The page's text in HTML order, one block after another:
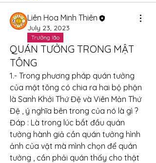
Liên Hoa Minh Thiên
July 23, 2023
Trưởng lão
QUÁN TƯỞNG TRONG MẬT
TÔNG
1.- Trong phương pháp quán tưởng
của mật tông có chia ra hai bộ phận
là Sanh Khởi Thứ Đệ và Viên Mản Thứ
Đệ , ý nghĩa bên trong của nó là gì ?
Đáp : Là trong lúc bắt đầu quán
tưởng hành giả cần quán tưởng hình
ảnh của vật mà mình chọn để quán
tưởng , cần phải quán thấy cho thật